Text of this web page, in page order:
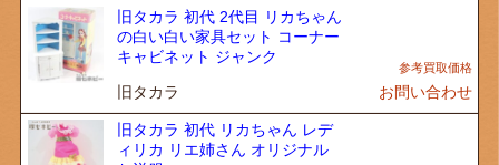
旧タカラ 初代 2代目 リカちゃん
の白い白い家具セット コーナー
キャビネット ジャンク
旧タカラ お問い合わせ
旧タカラ 初代 リカちゃん レデ
ィリカ リエ姉さん オリジナル